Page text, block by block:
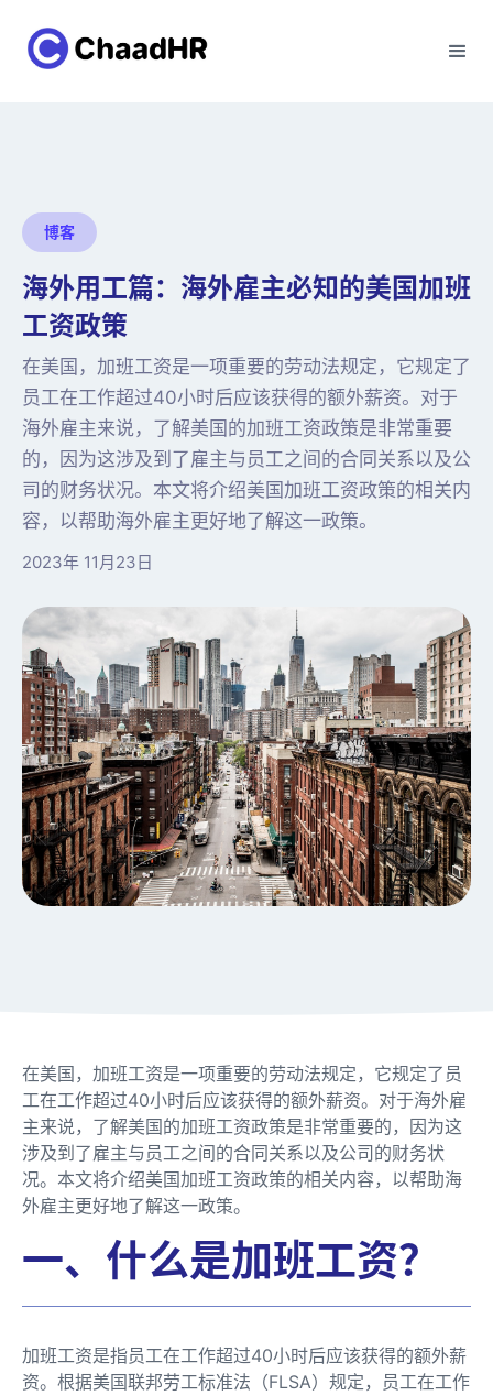
博客
海外用工篇：海外雇主必知的美国加班
工资政策
在美国，加班工资是一项重要的劳动法规定，它规定了
员工在工作超过40小时后应该获得的额外薪资。对于
海外雇主来说，了解美国的加班工资政策是非常重要
的，因为这涉及到了雇主与员工之间的合同关系以及公
司的财务状况。本文将介绍美国加班工资政策的相关内
容，以帮助海外雇主更好地了解这一政策。
2023年 11月23日
在美国，加班工资是一项重要的劳动法规定，它规定了员
工在工作超过40小时后应该获得的额外薪资。对于海外雇
主来说，了解美国的加班工资政策是非常重要的，因为这
涉及到了雇主与员工之间的合同关系以及公司的财务状
况。本文将介绍美国加班工资政策的相关内容，以帮助海
外雇主更好地了解这一政策。
一、什么是加班工资？
加班工资是指员工在工作超过40小时后应该获得的额外薪
资。根据美国联邦劳工标准法（FLSA）规定，员工在工作